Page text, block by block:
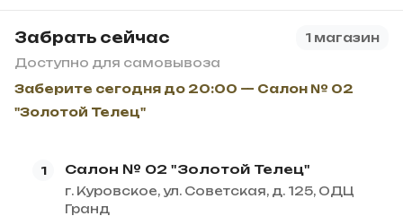
Забрать сейчас
1 магазин
Доступно для самовывоза
Заберите сегодня до 20:00 — Салон № 02
"Золотой Телец"
1 Салон № 02 "Золотой Телец"
г. Куровское, ул. Советская, д. 125, ОДЦ
Гранд